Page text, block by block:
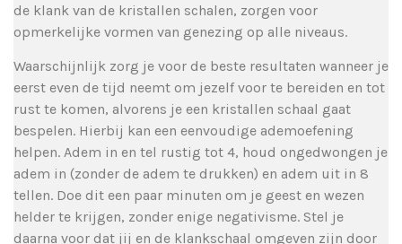
de klank van de kristallen schalen, zorgen voor
opmerkelijke vormen van genezing op alle niveaus.
Waarschijnlijk zorg je voor de beste resultaten wanneer je
eerst even de tijd neemt om jezelf voor te bereiden en tot
rust te komen, alvorens je een kristallen schaal gaat
bespelen. Hierbij kan een eenvoudige ademoefening
helpen. Adem in en tel rustig tot 4, houd ongedwongen je
adem in (zonder de adem te drukken) en adem uit in 8
tellen. Doe dit een paar minuten om je geest en wezen
helder te krijgen, zonder enige negativisme. Stel je
daarna voor dat jij en de klankschaal omgeven zijn door